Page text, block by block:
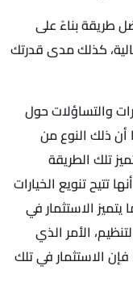
طريقة بناءً على
كذلك مدى قدرتك
والتساؤلات حول
أن ذلك النوع من
تلك الطريقة
تتيح تنويع الخيارات
الاستثمار في
الأمر الذي
الاستثمار في تلك